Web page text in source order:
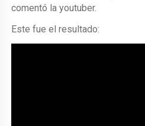
comentó la youtuber.
Este fue el resultado: